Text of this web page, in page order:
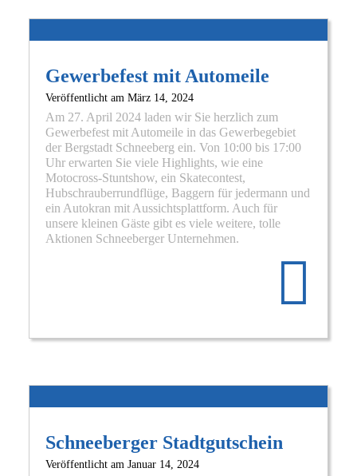
Gewerbefest mit Automeile
Veröffentlicht am März 14, 2024
Am 27. April 2024 laden wir Sie herzlich zum
Gewerbefest mit Automeile in das Gewerbegebiet
der Bergstadt Schneeberg ein. Von 10:00 bis 17:00
Uhr erwarten Sie viele Highlights, wie eine
Motocross-Stuntshow, ein Skatecontest,
Hubschrauberrundflüge, Baggern für jedermann und
ein Autokran mit Aussichtsplattform. Auch für
unsere kleinen Gäste gibt es viele weitere, tolle
Aktionen Schneeberger Unternehmen.
mit
Schneeberger Stadtgutschein
Veröffentlicht am Januar 14, 2024